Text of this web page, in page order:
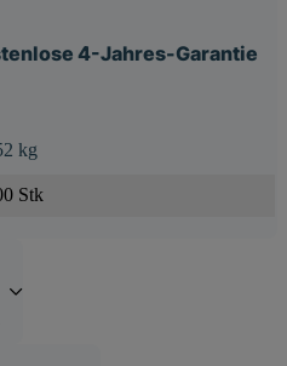
4-Jahres-Garantie
kg
Stk